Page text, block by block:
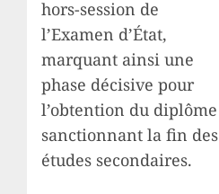
hors-session de
l’Examen d’État,
marquant ainsi une
phase décisive pour
l’obtention du diplôme
sanctionnant la fin des
études secondaires.